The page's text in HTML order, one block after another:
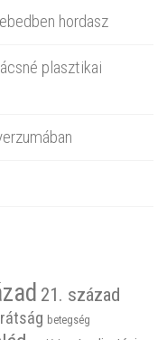
hordasz
plasztikai
21. század
betegség